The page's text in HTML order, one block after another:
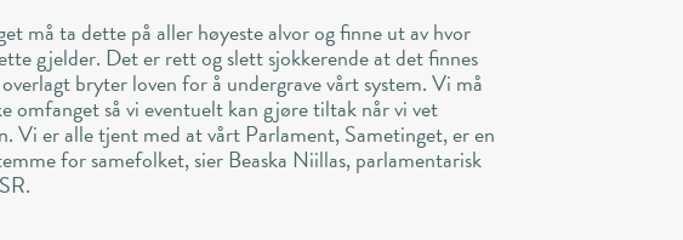
må ta dette på aller høyeste alvor og finne ut av hvor
gjelder. Det er rett og slett sjokkerende at det finnes
bryter loven for å undergrave vårt system. Vi må
omfanget så vi eventuelt kan gjøre tiltak når vi vet
Vi er alle tjent med at vårt Parlament, Sametinget, er en
for samefolket, sier Beaska Niillas, parlamentarisk